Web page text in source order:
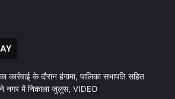
कार्रवाई के दौरान हंगामा, पालिका सभापति सहित
नगर में निकाला जुलूस, VIDEO